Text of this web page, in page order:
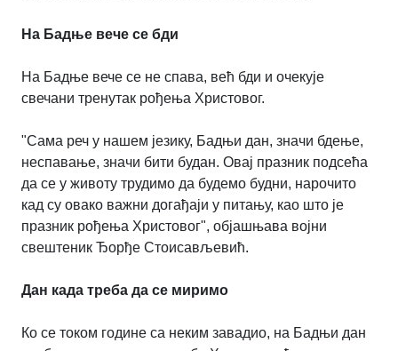
На Бадње вече се бди
На Бадње вече се не спава, већ бди и очекује
свечани тренутак рођења Христовог.
"Сама реч у нашем језику, Бадњи дан, значи бдење,
неспавање, значи бити будан. Овај празник подсећа
да се у животу трудимо да будемо будни, нарочито
кад су овако важни догађаји у питању, као што је
празник рођења Христовог", објашњава војни
свештеник Ђорђе Стоисављевић.
Дан када треба да се миримо
Ко се током године са неким завадио, на Бадњи дан